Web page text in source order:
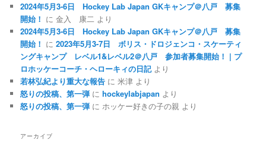
2024年5月3-6日 Hockey Lab Japan GKキャンプ＠八戸 募集
開始！ に金入 康二 より
2024年5月3-6日 Hockey Lab Japan GKキャンプ＠八戸 募集
開始！ に2023年5月3-7日 ボリス・ドロジェンコ・スケーティ
ングキャンプ レベル1&レベル2＠八戸 参加者募集開始！ | プ
ロホッケーコーチ・ヘローキィの日記より
若林弘紀より重大な報告 に米津 より
怒りの投稿、第一弾 にhockeylabjapan より
怒りの投稿、第一弾 にホッケー好きの子の親 より
アーカイブ